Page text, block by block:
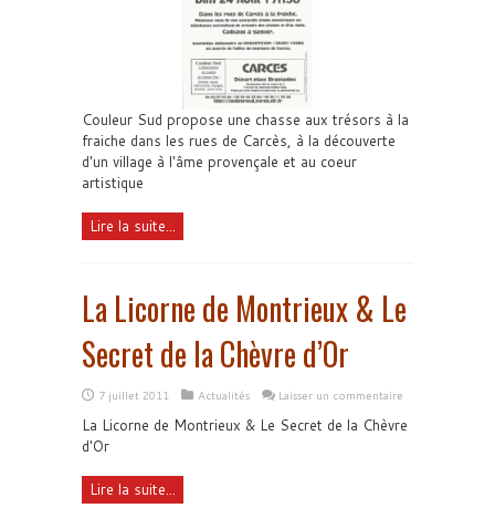
Couleur Sud propose une chasse aux trésors à la
fraiche dans les rues de Carcès, à la découverte
d'un village à l'âme provençale et au coeur
artistique
Lire la suite...
La Licorne de Montrieux & Le
Secret de la Chèvre d’Or
7 juillet 2011 Actualités Laisser un commentaire
La Licorne de Montrieux & Le Secret de la Chèvre
d'Or
Lire la suite...